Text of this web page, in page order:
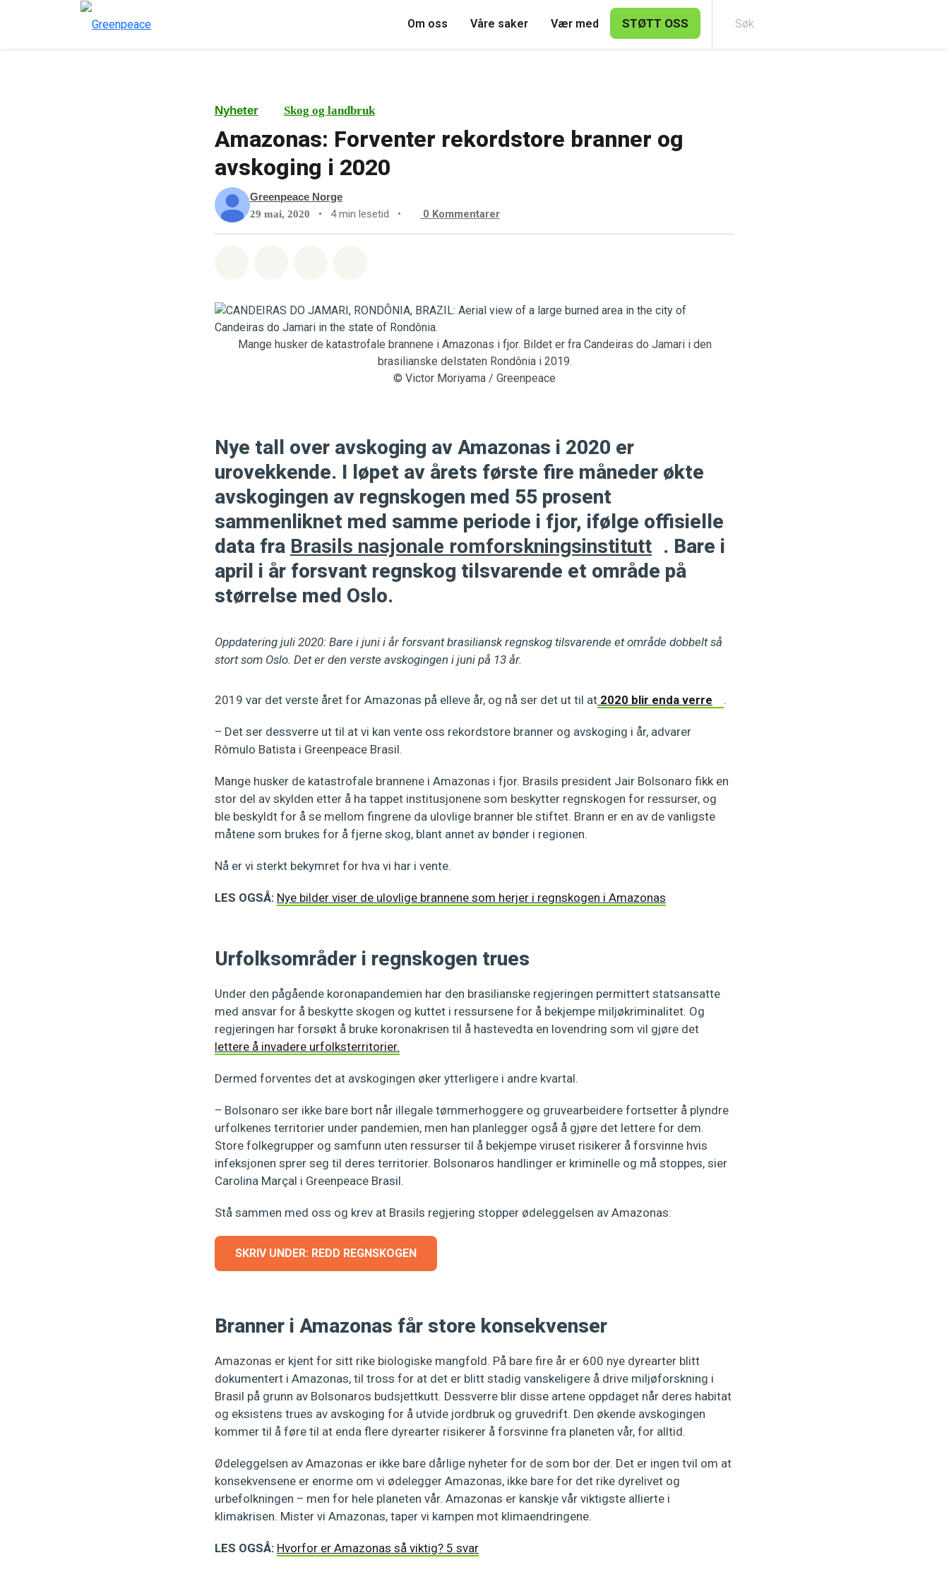
Om oss Våre saker Vær med STØTT OSS
Nyheter Skog og landbruk
Amazonas: Forventer rekordstore branner og
avskoging i 2020
Greenpeace Norge
29 mai, 2020 • 4 min lesetid • 0 Kommentarer
Mange husker de katastrofale brannene i Amazonas i fjor. Bildet er fra Candeiras do Jamari i den
brasilianske delstaten Rondônia i 2019.
© Victor Moriyama / Greenpeace
Nye tall over avskoging av Amazonas i 2020 er
urovekkende. I løpet av årets første fire måneder økte
avskogingen av regnskogen med 55 prosent
sammenliknet med samme periode i fjor, ifølge offisielle
data fra Brasils nasjonale romforskningsinstitutt . Bare i
april i år forsvant regnskog tilsvarende et område på
størrelse med Oslo.
Oppdatering juli 2020: Bare i juni i år forsvant brasiliansk regnskog tilsvarende et område dobbelt så
stort som Oslo. Det er den verste avskogingen i juni på 13 år.
2019 var det verste året for Amazonas på elleve år, og nå ser det ut til at 2020 blir enda verre .
– Det ser dessverre ut til at vi kan vente oss rekordstore branner og avskoging i år, advarer
Rômulo Batista i Greenpeace Brasil.
Mange husker de katastrofale brannene i Amazonas i fjor. Brasils president Jair Bolsonaro fikk en
stor del av skylden etter å ha tappet institusjonene som beskytter regnskogen for ressurser, og
ble beskyldt for å se mellom fingrene da ulovlige branner ble stiftet. Brann er en av de vanligste
måtene som brukes for å fjerne skog, blant annet av bønder i regionen.
Nå er vi sterkt bekymret for hva vi har i vente.
LES OGSÅ: Nye bilder viser de ulovlige brannene som herjer i regnskogen i Amazonas
Urfolksområder i regnskogen trues
Under den pågående koronapandemien har den brasilianske regjeringen permittert statsansatte
med ansvar for å beskytte skogen og kuttet i ressursene for å bekjempe miljøkriminalitet. Og
regjeringen har forsøkt å bruke koronakrisen til å hastevedta en lovendring som vil gjøre det
lettere å invadere urfolksterritorier.
Dermed forventes det at avskogingen øker ytterligere i andre kvartal.
– Bolsonaro ser ikke bare bort når illegale tømmerhoggere og gruvearbeidere fortsetter å plyndre
urfolkenes territorier under pandemien, men han planlegger også å gjøre det lettere for dem.
Store folkegrupper og samfunn uten ressurser til å bekjempe viruset risikerer å forsvinne hvis
infeksjonen sprer seg til deres territorier. Bolsonaros handlinger er kriminelle og må stoppes, sier
Carolina Marçal i Greenpeace Brasil.
Stå sammen med oss og krev at Brasils regjering stopper ødeleggelsen av Amazonas:
SKRIV UNDER: REDD REGNSKOGEN
Branner i Amazonas får store konsekvenser
Amazonas er kjent for sitt rike biologiske mangfold. På bare fire år er 600 nye dyrearter blitt
dokumentert i Amazonas, til tross for at det er blitt stadig vanskeligere å drive miljøforskning i
Brasil på grunn av Bolsonaros budsjettkutt. Dessverre blir disse artene oppdaget når deres habitat
og eksistens trues av avskoging for å utvide jordbruk og gruvedrift. Den økende avskogingen
kommer til å føre til at enda flere dyrearter risikerer å forsvinne fra planeten vår, for alltid.
Ødeleggelsen av Amazonas er ikke bare dårlige nyheter for de som bor der. Det er ingen tvil om at
konsekvensene er enorme om vi ødelegger Amazonas, ikke bare for det rike dyrelivet og
urbefolkningen – men for hele planeten vår. Amazonas er kanskje vår viktigste allierte i
klimakrisen. Mister vi Amazonas, taper vi kampen mot klimaendringene.
LES OGSÅ: Hvorfor er Amazonas så viktig? 5 svar